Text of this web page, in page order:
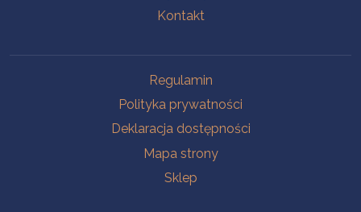
Kontakt
Regulamin
Polityka prywatności
Deklaracja dostępności
Mapa strony
Sklep